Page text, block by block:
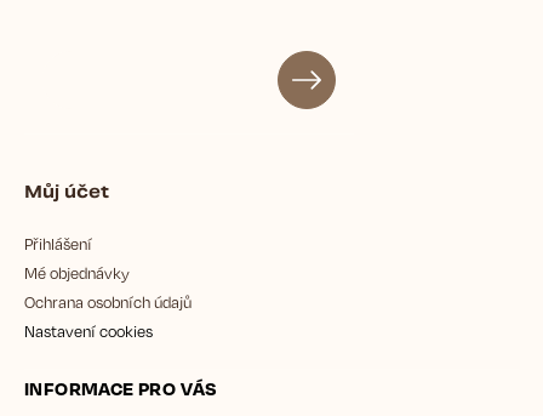
Můj účet
Přihlášení
Mé objednávky
Ochrana osobních údajů
Nastavení cookies
INFORMACE PRO VÁS